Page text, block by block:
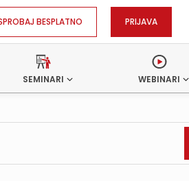
BESPLATNO PRIJAVA
SEMINARI WEBINARI